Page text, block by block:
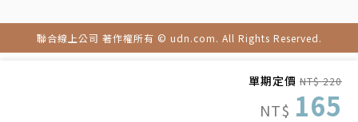
單期定價 NT$ 220
NT$ 165
聯合線上公司 著作權所有 © udn.com. All Rights Reserved.